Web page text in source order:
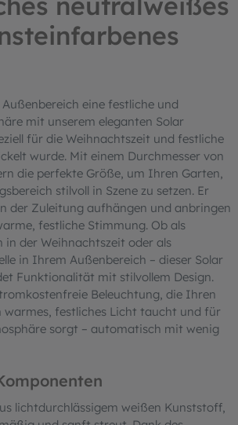
eine festliche und
mit unserem eleganten Solar
für die Weihnachtszeit und festliche
wurde. Mit einem Durchmesser von
die perfekte Größe, um Ihren Garten,
stilvoll in Szene zu setzen. Er
der Zuleitung aufhängen und anbringen
festliche Stimmung. Ob als
in der Weihnachtszeit oder als
in Ihrem Außenbereich – dieser Solar
Funktionalität mit stilvollem Design.
Beleuchtung, die Ihren
warmes, festliches Licht taucht und für
sorgt – automatisch mit wenig
lichtdurchlässigem weißen Kunststoff,